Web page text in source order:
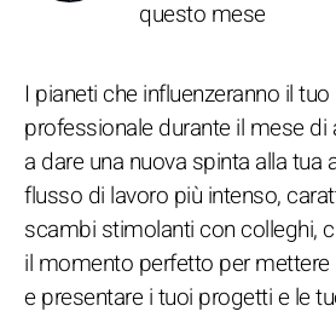
questo mese
I pianeti che influenzeranno il
professionale durante il mese
a dare una nuova spinta alla tua
flusso di lavoro più intenso,
scambi stimolanti con colleghi,
il momento perfetto per mettere
e presentare i tuoi progetti e le